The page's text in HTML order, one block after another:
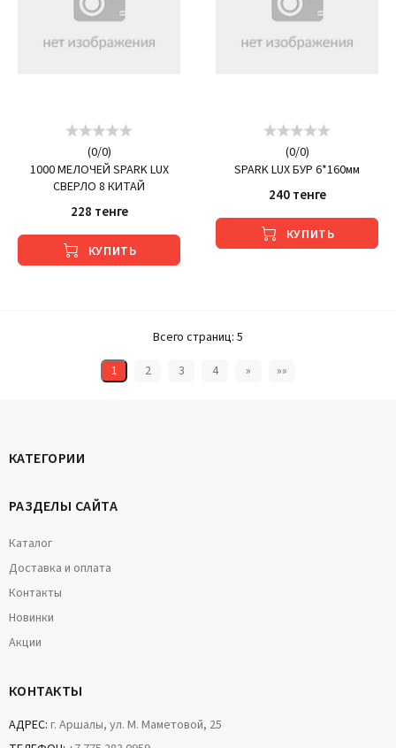
(0/0)
1000 МЕЛОЧЕЙ SPARK LUX
СВЕРЛО 8 КИТАЙ
228 тенге
КУПИТЬ
(0/0)
SPARK LUX БУР 6*160мм
240 тенге
КУПИТЬ
Всего страниц: 5
1
2 3 4 » »»
КАТЕГОРИИ
РАЗДЕЛЫ САЙТА
Каталог
Доставка и оплата
Контакты
Новинки
Акции
КОНТАКТЫ
АДРЕС: г. Аршалы, ул. М. Маметовой, 25